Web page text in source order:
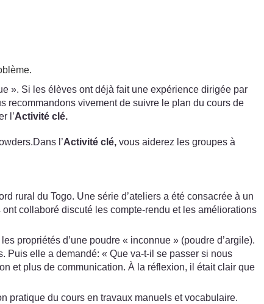
». Si les élèves ont déjà fait une expérience dirigée par
recommandons vivement de suivre le plan du cours de
l’Activité clé.
l’Activité clé, vous aiderez les groupes à
rural du Togo. Une série d’ateliers a été consacrée à un
collaboré discuté les compte-rendu et les améliorations
propriétés d’une poudre « inconnue » (poudre d’argile).
Puis elle a demandé: « Que va-t-il se passer si nous
et plus de communication. À la réflexion, il était clair que
pratique du cours en travaux manuels et vocabulaire.